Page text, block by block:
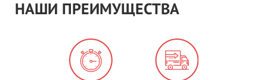
НАШИ ПРЕИМУЩЕСТВА